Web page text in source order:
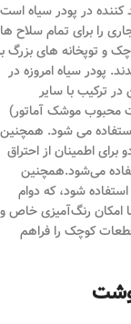
کننده در پودر سیاه
سیاه قدرت انفجاری را برای تمام
و توپخانه های بزرگ
پودر سیاه امروزه در
ترکیب با سایر
محبوب موشک آماتور)
می شود. همچنین
اطمینان از احتراق
می‌شود.همچنین
شود، که دوام
امکان رنگ‌آمیزی خاص و
کوچک را فراهم